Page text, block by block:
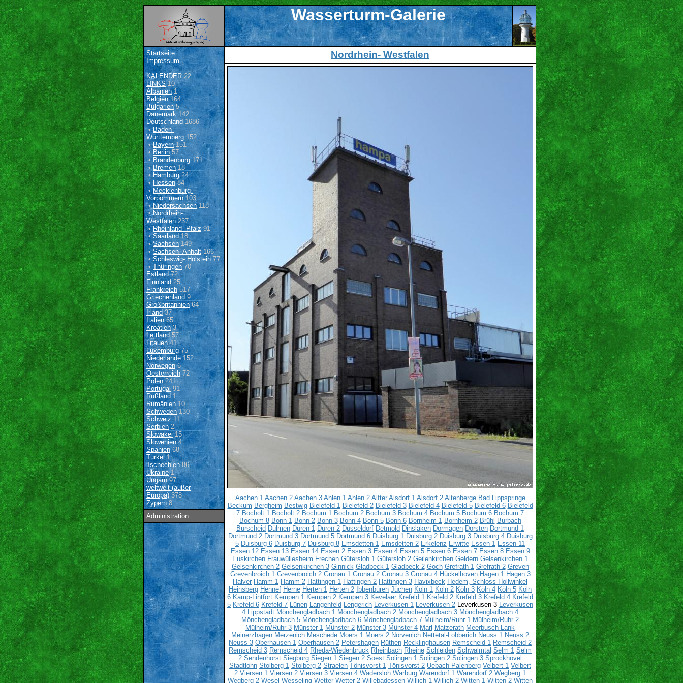
Wasserturm-Galerie
Startseite
Impressum
KALENDER22
LINKS10
Albanien1
Belgien164
Bulgarien 5
Dänemark142
Deutschland 1686
•Baden-
Württemberg 152
•Bayern151
•Berlin57
• Brandenburg171
• Bremen18
•Hamburg24
• Hessen84
•Mecklenburg-
Vorpommern103
•Niedersachsen 118
•Nordrhein-
Westfalen237
•Rheinland- Pfalz 91
•Saarland18
•Sachsen 149
•Sachsen- Anhalt166
•Schleswig- Holstein 77
• Thüringen 70
Estland72
Finnland25
Frankreich 517
Griechenland 9
Großbritannien64
Irland 37
Italien65
Kroatien3
Lettland57
Litauen41
Luxemburg75
Niederlande152
Norwegen6
Oesterreich 72
Polen241
Portugal 91
Rußland1
Rumänien10
Schweden 130
Schweiz 11
Serbien 2
Slowakei 15
Slowenien4
Spanien68
Türkei1
Tschechien86
Ukraine1
Ungarn97
weltweit (außer
Europa)378
Zypern8
Administration
Nordrhein- Westfalen
Aachen 1 Aachen 2 Aachen 3 Ahlen 1 Ahlen 2 Alfter Alsdorf 1 Alsdorf 2 Altenberge Bad Lippspringe
Beckum Bergheim Bestwig Bielefeld 1 Bielefeld 2 Bielefeld 3 Bielefeld 4 Bielefeld 5 Bielefeld 6 Bielefeld
7 Bocholt 1 Bocholt 2 Bochum 1 Bochum 2 Bochum 3 Bochum 4 Bochum 5 Bochum 6 Bochum 7
Bochum 8 Bonn 1 Bonn 2 Bonn 3 Bonn 4 Bonn 5 Bonn 6 Bornheim 1 Bornheim 2 Brühl Burbach
Burscheid Dülmen Düren 1 Düren 2 Düsseldorf Detmold Dinslaken Dormagen Dorsten Dortmund 1
Dortmund 2 Dortmund 3 Dortmund 5 Dortmund 6 Duisburg 1 Duisburg 2 Duisburg 3 Duisburg 4 Duisburg
5 Duisburg 6 Duisburg 7 Duisburg 8 Emsdetten 1 Emsdetten 2 Erkelenz Erwitte Essen 1 Essen 11
Essen 12 Essen 13 Essen 14 Essen 2 Essen 3 Essen 4 Essen 5 Essen 6 Essen 7 Essen 8 Essen 9
Euskirchen Frauwüllesheim Frechen Gütersloh 1 Gütersloh 2 Geilenkirchen Geldern Gelsenkirchen 1
Gelsenkirchen 2 Gelsenkirchen 3 Ginnick Gladbeck 1 Gladbeck 2 Goch Grefrath 1 Grefrath 2 Greven
Grevenbroich 1 Grevenbroich 2 Gronau 1 Gronau 2 Gronau 3 Gronau 4 Hückelhoven Hagen 1 Hagen 3
Halver Hamm 1 Hamm 2 Hattingen 1 Hattingen 2 Hattingen 3 Havixbeck Hedem, Schloss Hollwinkel
Heinsberg Hennef Herne Herten 1 Herten 2 Ibbenbüren Jüchen Köln 1 Köln 2 Köln 3 Köln 4 Köln 5 Köln
6 Kamp-Lintfort Kempen 1 Kempen 2 Kempen 3 Kevelaer Krefeld 1 Krefeld 2 Krefeld 3 Krefeld 4 Krefeld
5 Krefeld 6 Krefeld 7 Lünen Langenfeld Lengerich Leverkusen 1 Leverkusen 2 Leverkusen 3 Leverkusen
4 Lippstadt Mönchengladbach 1 Mönchengladbach 2 Mönchengladbach 3 Mönchengladbach 4
Mönchengladbach 5 Mönchengladbach 6 Mönchengladbach 7 Mülheim/Ruhr 1 Mülheim/Ruhr 2
Mülheim/Ruhr 3 Münster 1 Münster 2 Münster 3 Münster 4 Marl Matzerath Meerbusch-Lank
Meinerzhagen Merzenich Meschede Moers 1 Moers 2 Nörvenich Nettetal-Lobberich Neuss 1 Neuss 2
Neuss 3 Oberhausen 1 Oberhausen 2 Petershagen Rüthen Recklinghausen Remscheid 1 Remscheid 2
Remscheid 3 Remscheid 4 Rheda-Wiedenbrück Rheinbach Rheine Schleiden Schwalmtal Selm 1 Selm
2 Sendenhorst Siegburg Siegen 1 Siegen 2 Soest Solingen 1 Solingen 2 Solingen 3 Sprockhövel
Stadtlohn Stolberg 1 Stolberg 2 Straelen Tönisvorst 1 Tönisvorst 2 Uebach-Palenberg Velbert 1 Velbert
2 Viersen 1 Viersen 2 Viersen 3 Viersen 4 Wadersloh Warburg Warendorf 1 Warendorf 2 Wegberg 1
Wegberg 2 Wesel Wesseling Wetter Wetter 2 Willebadessen Willich 1 Willich 2 Witten 1 Witten 2 Witten